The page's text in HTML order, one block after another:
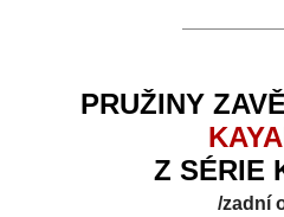
PRUŽINY
Z SÉRIE
/zadní